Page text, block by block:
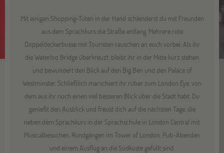
Mit einigen Shopping-Tüten in der Hand schlenderst du mit Freunden
aus dem Sprachkurs die Straße entlang. Mehrere rote
Doppeldeckerbusse mit Touristen rauschen an euch vorbei. Als ihr
die Waterloo Bridge überkreuzt, bleibt ihr in der Mitte kurz stehen
und bewundert den Blick auf den Big Ben und den Palace of
Westminster. Schließlich marschiert ihr rüber zum London Eye, von
dem aus ihr noch einen viel besseren Blick über die Stadt habt. Du
genießt den Ausblick und freust dich auf die nächsten Tage, die
neben dem Sprachkurs in der Sprachschule in London Central mit
Musicalbesuchen, Rundgängen im Tower of London, Pub-Abenden
und einem Ausflug an die Südküste gefüllt sind.